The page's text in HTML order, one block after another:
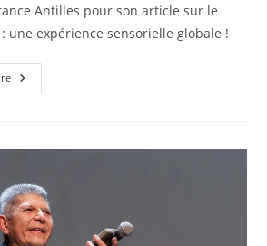
Antilles pour son article sur le
une expérience sensorielle globale !
Culin’Arts
: